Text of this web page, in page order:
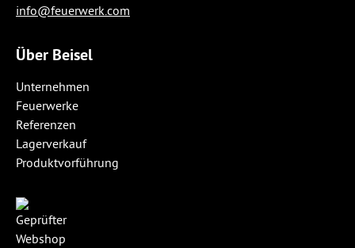
info@feuerwerk.com
Über Beisel
Unternehmen
Feuerwerke
Referenzen
Lagerverkauf
Produktvorführung